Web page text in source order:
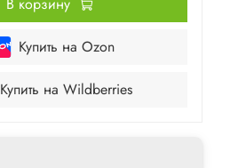
Купить на Ozon
Купить на Wildberries